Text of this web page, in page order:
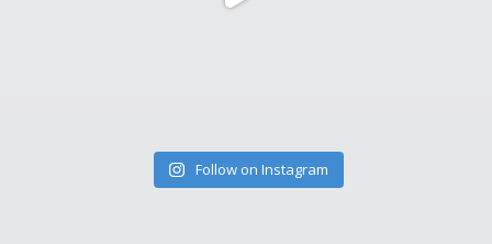
Follow on Instagram